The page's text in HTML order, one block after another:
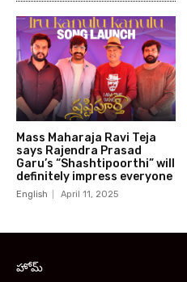
Mass Maharaja Ravi Teja
says Rajendra Prasad
Garu’s “Shashtipoorthi” will
definitely impress everyone
English April 11, 2025
హోమ్